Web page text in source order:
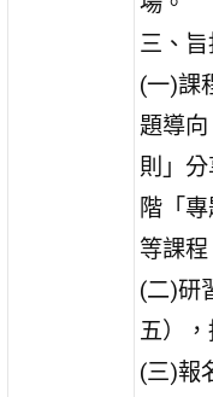
三、旨
(一)課
題導
則」
階「
等課程
(二)研
五）
(三)報